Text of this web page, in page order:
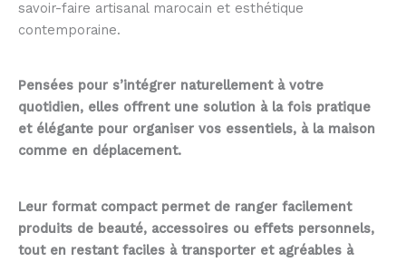
savoir-faire artisanal marocain et esthétique
contemporaine.
Pensées pour s’intégrer naturellement à votre
quotidien, elles offrent une solution à la fois pratique
et élégante pour organiser vos essentiels, à la maison
comme en déplacement.
Leur format compact permet de ranger facilement
produits de beauté, accessoires ou effets personnels,
tout en restant faciles à transporter et agréables à